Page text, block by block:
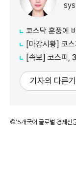
코스닥 훈풍에
[마감시황] 코스피
[속보] 코스피,
기자의 다른
©'5개국어 글로벌 경제신